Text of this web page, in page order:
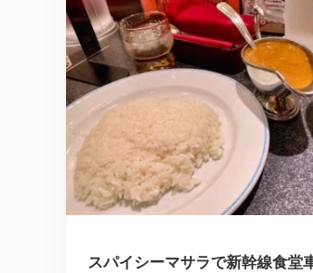
スパイシーマサラで新幹線食堂